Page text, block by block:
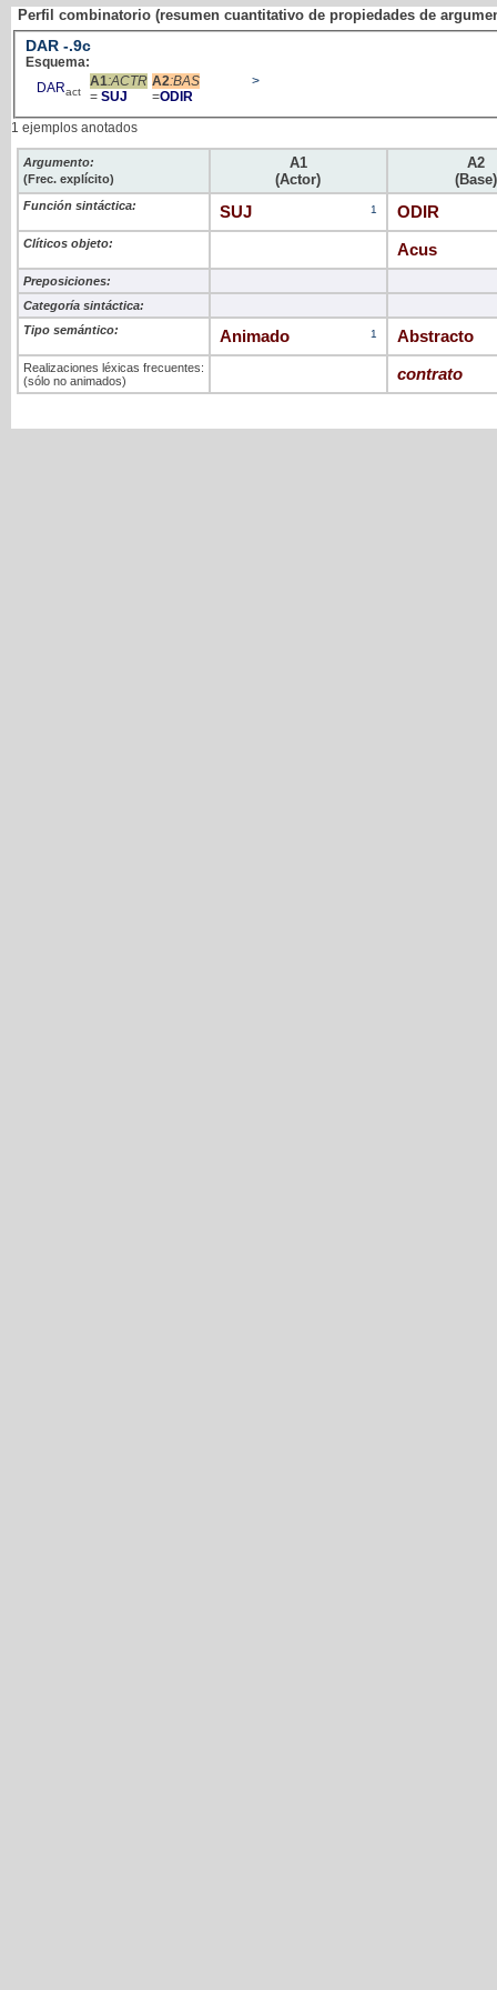
Perfil combinatorio (resumen cuantitativo de propiedades de
DAR -.9c
Esquema:
DARact
A1:ACTR
= SUJ
A2:BAS
=ODIR
>
1 ejemplos anotados
Argumento:
(Frec. explícito)
A1
(Actor)
A2
(Base)
Función sintáctica: SUJ 1 ODIR
Clíticos objeto: Acus
Preposiciones:
Categoría sintáctica:
Tipo semántico:
Animado 1 Abstracto
Realizaciones léxicas frecuentes:
(sólo no animados)
contrato